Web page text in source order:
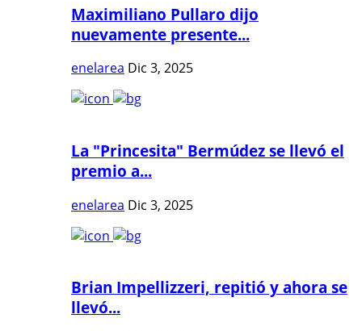
Maximiliano Pullaro dijo
nuevamente presente...
enelarea Dic 3, 2025
La "Princesita" Bermúdez se llevó el
premio a...
enelarea Dic 3, 2025
Brian Impellizzeri, repitió y ahora se
llevó...